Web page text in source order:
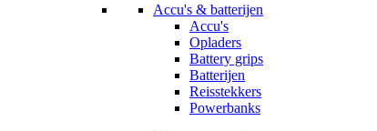
Accu's & batterijen
Accu's
Opladers
Battery grips
Batterijen
Reisstekkers
Powerbanks